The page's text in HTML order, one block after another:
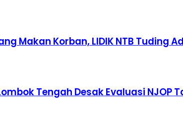
Makan Korban, LIDIK NTB Tuding
Tengah Desak Evaluasi NJOP